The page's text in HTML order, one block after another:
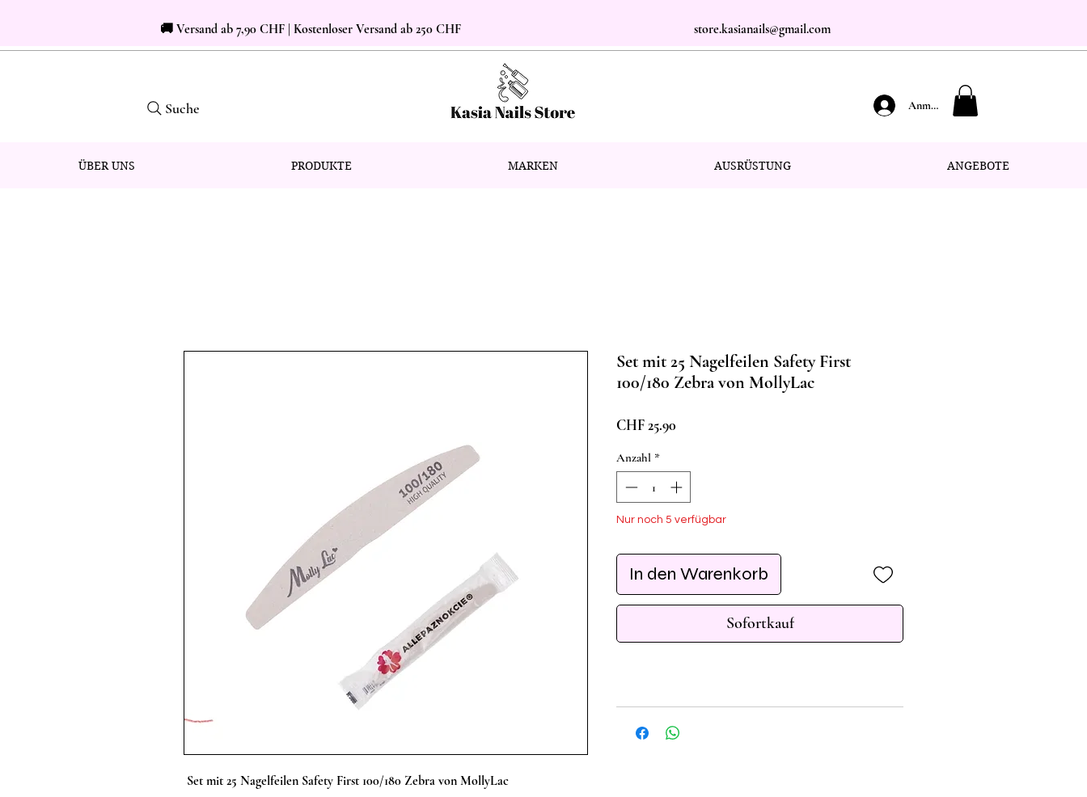
🚚 Versand ab 7,90 CHF | Kostenloser Versand ab 250 CHF store.kasianails@gmail.com
Suche Anmelden
ÜBER UNS PRODUKTE MARKEN AUSRÜSTUNG ANGEBOTE
Set mit 25 Nagelfeilen Safety First 100/180 Zebra von MollyLac
Set mit 25 Nagelfeilen Safety First
100/180 Zebra von MollyLac
CHF 25.90
Anzahl *
Nur noch 5 verfügbar
In den Warenkorb
Sofortkauf